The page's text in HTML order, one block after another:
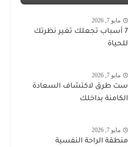
مايو 7, 2026
7 أسباب تجعلك تغير نظرتك
للحياة
مايو 7, 2026
ست طرق لاكتشاف السعادة
الكامنة بداخلك
مايو 7, 2026
منطقة الراحة النفسية